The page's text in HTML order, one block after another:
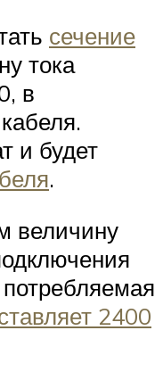
сечение
тока
в
и будет
.
величину
2400